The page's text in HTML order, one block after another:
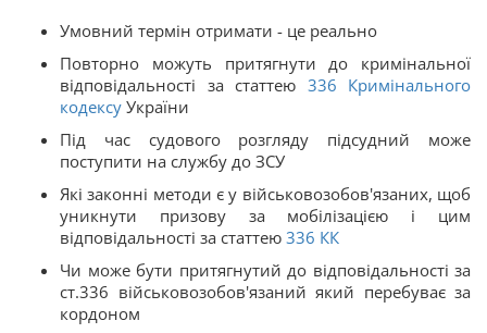
Умовний термін отримати - це реально
Повторно можуть притягнути до кримінальної
відповідальності за статтею 336 Кримінального
кодексу України
Під час судового розгляду підсудний може
поступити на службу до ЗСУ
Які законні методи є у військовозобов'язаних, щоб
уникнути призову за мобілізацією і цим
відповідальності за статтею 336 КК
Чи може бути притягнутий до відповідальності за
ст.336 військовозобов'язаний який перебуває за
кордоном